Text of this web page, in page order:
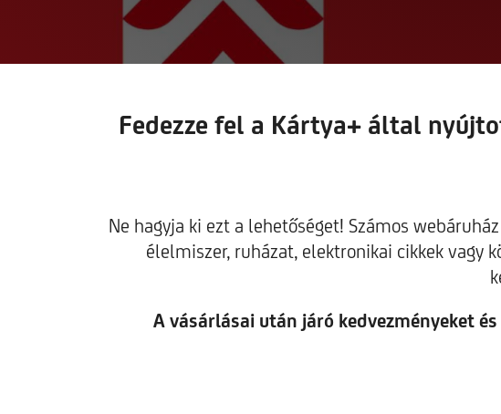
Fedezze fel a Kártya+ által
Ne hagyja ki ezt a lehetőséget! Számos
élelmiszer, ruházat, elektronikai cikkek vagy
A vásárlásai után járó kedvezményeket